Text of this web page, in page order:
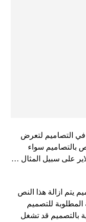
في التصاميم لتعرض
بالتصاميم سواء
على سبيل المثال …
يتم ازالة هذا النص
للتصميم
بالتصميم قد تشغل